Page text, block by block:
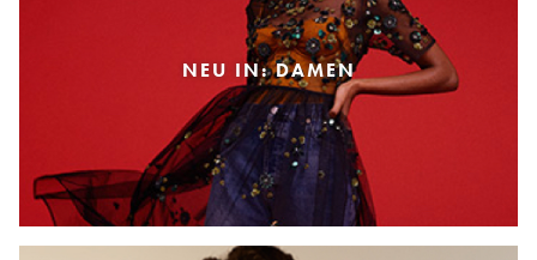
NEU IN: DAMEN